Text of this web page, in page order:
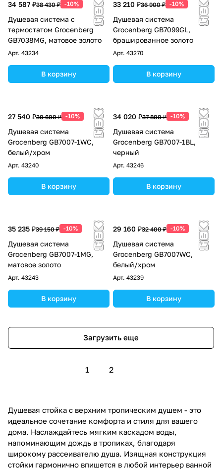
34 587 ₽38 430 ₽ -10%
Душевая система с
термостатом Grocenberg
GB7038MG, матовое золото
Арт. 43234
В корзину
33 210 ₽36 900 ₽ -10%
Душевая система
Grocenberg GB7099GL,
брашированное золото
Арт. 43270
В корзину
27 540 ₽30 600 ₽ -10%
Душевая система
Grocenberg GB7007-1WC,
белый/хром
Арт. 43240
В корзину
34 020 ₽37 800 ₽ -10%
Душевая система
Grocenberg GB7007-1BL,
черный
Арт. 43246
В корзину
35 235 ₽39 150 ₽ -10%
Душевая система
Grocenberg GB7007-1MG,
матовое золото
Арт. 43243
В корзину
29 160 ₽32 400 ₽ -10%
Душевая система
Grocenberg GB7007WC,
белый/хром
Арт. 43239
В корзину
Загрузить еще
1 2
Душевая стойка с верхним тропическим душем - это
идеальное сочетание комфорта и стиля для вашего
дома. Наслаждайтесь мягким каскадом воды,
напоминающим дождь в тропиках, благодаря
широкому рассеивателю душа. Изящная конструкция
стойки гармонично впишется в любой интерьер ванной